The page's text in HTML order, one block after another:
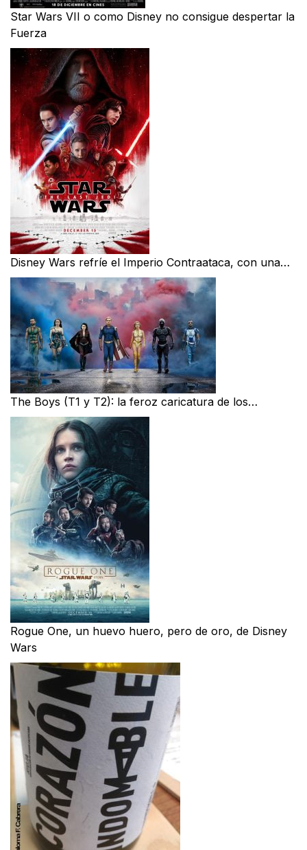
Star Wars VII o como Disney no consigue despertar la
Fuerza
Disney Wars refríe el Imperio Contraataca, con una…
The Boys (T1 y T2): la feroz caricatura de los…
Rogue One, un huevo huero, pero de oro, de Disney
Wars